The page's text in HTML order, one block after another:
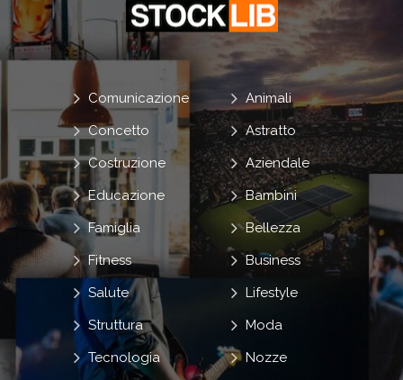
Animali
Astratto
Aziendale
Bambini
Bellezza
Business
Comunicazione
Concetto
Costruzione
Educazione
Famiglia
Fitness
Lifestyle
Moda
Nozze
Salute
Struttura
Tecnologia